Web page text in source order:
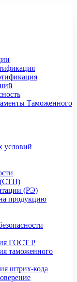
Таможенного
условий
(СТП)
(РЭ)
продукцию
ГОСТ Р
таможенного
штрих-кода